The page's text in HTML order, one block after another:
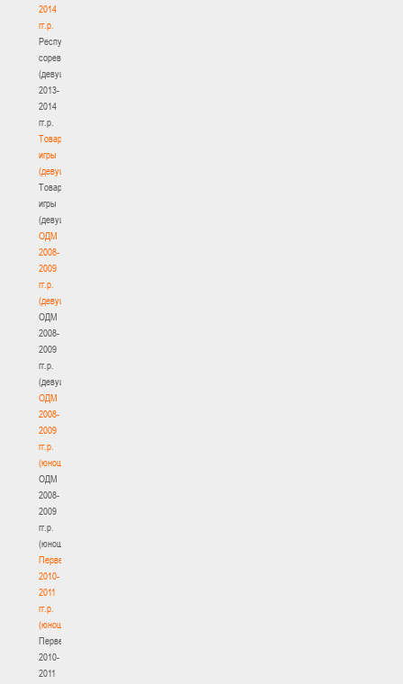
2014
гг.р.
Республиканские
соревнования
(девушки)
2013-
2014
гг.р.
Товарищеские
игры
(девушки)
Товарищеские
игры
(девушки)
ОДМ
2008-
2009
гг.р.
(девушки)
ОДМ
2008-
2009
гг.р.
(девушки)
ОДМ
2008-
2009
гг.р.
(юноши)
ОДМ
2008-
2009
гг.р.
(юноши)
Первенство
2010-
2011
гг.р.
(юноши)
Первенство
2010-
2011